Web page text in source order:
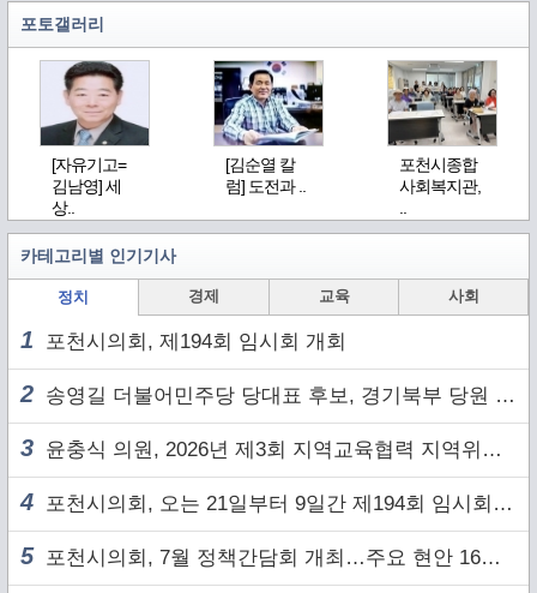
포토갤러리
[자유기고=
김남영] 세
상..
[김순열 칼
럼] 도전과 ..
포천시종합
사회복지관,
카테고리별 인기기사
정치 경제 교육 사회
1 포천시의회, 제194회 임시회 개회
2 송영길 더불어민주당 당대표 후보, 경기북부 당원 및 2030 세대와 ‘소통 행보’
3 윤충식 의원, 2026년 제3회 지역교육협력 지역위원회 주재
4 포천시의회, 오는 21일부터 9일간 제194회 임시회 개회
5 포천시의회, 7월 정책간담회 개최…주요 현안 16건 점검